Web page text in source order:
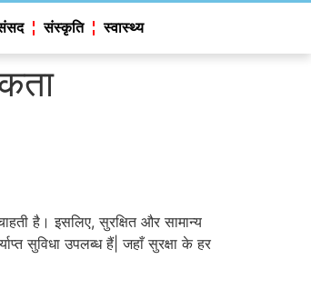
संस्कृति स्वास्थ्य
है। इसलिए, सुरक्षित और सामान्य
सुविधा उपलब्ध हैं| जहाँ सुरक्षा के हर